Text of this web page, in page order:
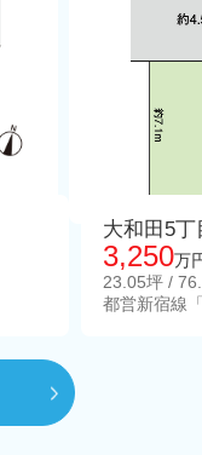
大和田5
3,250万
23.05坪 /
都営新宿線